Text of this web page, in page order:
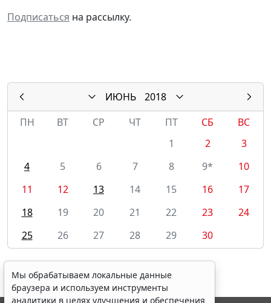
Подписаться на рассылку.
ИЮНЬ
2018
ПН
ВТ СР ЧТ ПТ СБ
ВС
1
2
3
4
5 6 7 8 9*
10
11
12 13 14 15 16
17
18
19 20 21 22 23
24
25
26 27 28 29 30
Мы обрабатываем локальные данные
браузера и используем инструменты
аналитики в целях улучшения и обеспечения